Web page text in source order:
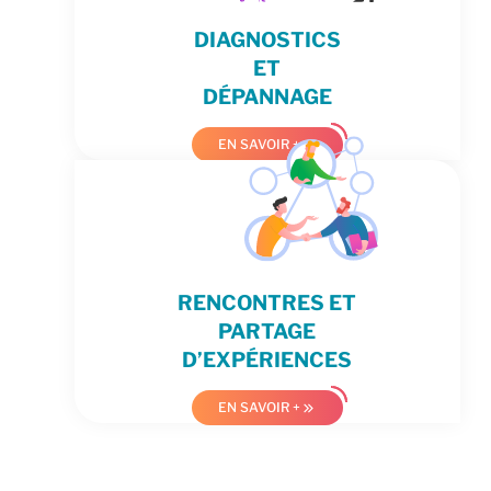
DIAGNOSTICS
ET
DÉPANNAGE
EN SAVOIR +
RENCONTRES ET
PARTAGE
D’EXPÉRIENCES
EN SAVOIR +